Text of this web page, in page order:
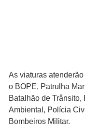
As viaturas
o BOPE, Patrulha
Batalhão de Trânsito,
Ambiental, Polícia
Bombeiros Militar.